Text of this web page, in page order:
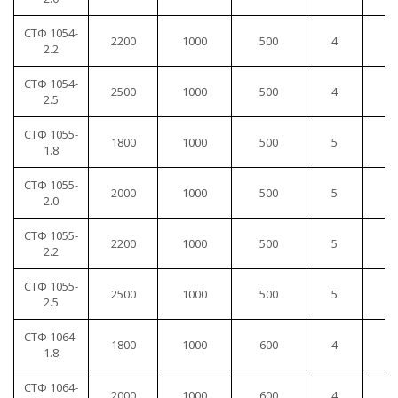
СТФ 1054-
2.2
2200 1000 500 4
СТФ 1054-
2.5
2500 1000 500 4
СТФ 1055-
1.8
1800 1000 500 5
СТФ 1055-
2.0
2000 1000 500 5
СТФ 1055-
2.2
2200 1000 500 5
СТФ 1055-
2.5
2500 1000 500 5
СТФ 1064-
1.8
1800 1000 600 4
СТФ 1064-